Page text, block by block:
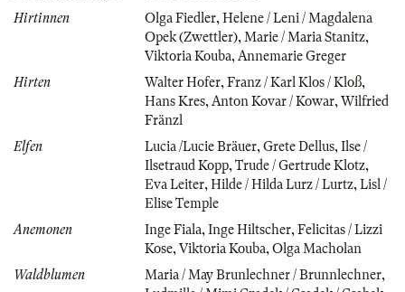
Hirtinnen
Olga Fiedler, Helene / Leni / Magdalena
Opek (Zwettler), Marie / Maria Stanitz,
Viktoria Kouba, Annemarie Greger
Hirten
Walter Hofer, Franz / Karl Klos / Kloß,
Hans Kres, Anton Kovar / Kowar, Wilfried
Fränzl
Elfen
Lucia /Lucie Bräuer, Grete Dellus, Ilse /
Ilsetraud Kopp, Trude / Gertrude Klotz,
Eva Leiter, Hilde / Hilda Lurz / Lurtz, Lisl /
Elise Temple
Anemonen
Inge Fiala, Inge Hiltscher, Felicitas / Lizzi
Kose, Viktoria Kouba, Olga Macholan
Waldblumen
Maria / May Brunlechner / Brunnlechner,